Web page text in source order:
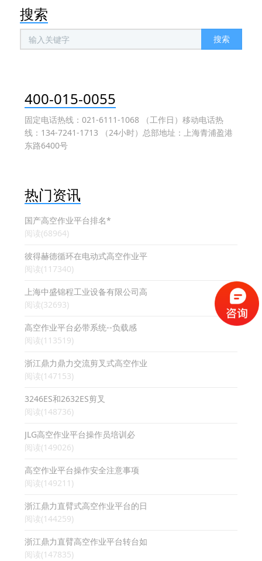
搜索
搜索
400-015-0055
固定电话热线：021-6111-1068 （工作日）移动电话热
线：134-7241-1713 （24小时）总部地址：上海青浦盈港
东路6400号
热门资讯
国产高空作业平台排名*
阅读(68964)
彼得赫德循环在电动式高空作业平
阅读(117340)
上海中盛锦程工业设备有限公司高
阅读(32693)
高空作业平台必带系统--负载感
阅读(113519)
浙江鼎力鼎力交流剪叉式高空作业
阅读(147153)
3246ES和2632ES剪叉
阅读(148736)
JLG高空作业平台操作员培训必
阅读(149026)
高空作业平台操作安全注意事项
阅读(149211)
浙江鼎力直臂式高空作业平台的日
阅读(144259)
浙江鼎力直臂高空作业平台转台如
阅读(147835)